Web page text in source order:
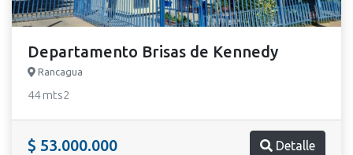
Departamento Brisas de Kennedy
Rancagua
44 mts2
$ 53.000.000 Detalle